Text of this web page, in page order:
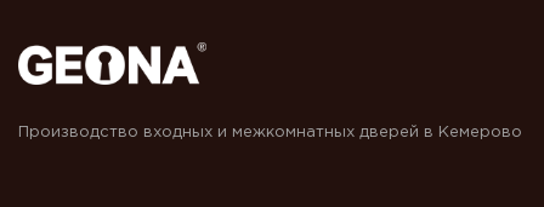
Производство входных и межкомнатных дверей в Кемерово